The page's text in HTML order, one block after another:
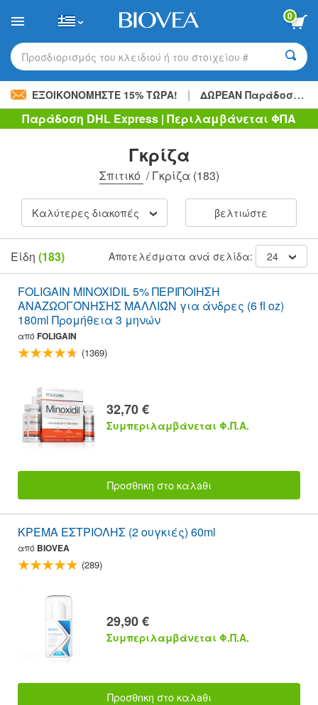
note:
website
includes
accessibility
system.
0
Προσδιορισμός του κλειδιού ή του στοιχείου #
ΕΞΟΙΚΟΝΟΜΉΣΤΕ 15% ΤΏΡΑ! | ΔΩΡΕΑΝ Παράδοση
Παράδοση DHL Express | Περιλαμβάνεται ΦΠΑ
Γκρίζα
Σπιτικό /Γκρίζα (183)
Καλύτερες διακοπές βελτιώστε
Είδη (183) Αποτελέσματα ανά σελίδα: 24
FOLIGAIN MINOXIDIL 5% ΠΕΡΙΠΟΙΗΣΗ
ΑΝΑΖΩΟΓΌΝΗΣΗΣ ΜΑΛΛΙΏΝ για άνδρες (6 fl oz)
180ml Προμήθεια 3 μηνών
από FOLIGAIN
(1369)
32,70 €
Συμπεριλαμβάνεται Φ.Π.Α.
Προσθnκη στο καλaθι
ΚΡΕΜΑ ΕΣΤΡΙΟΛΗΣ (2 ουγκιές) 60ml
από BIOVEA
(289)
29,90 €
Συμπεριλαμβάνεται Φ.Π.Α.
Προσθnκη στο καλaθι